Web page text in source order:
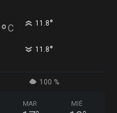
°C 11.8°
11.8°
100 %
MAR MIÉ